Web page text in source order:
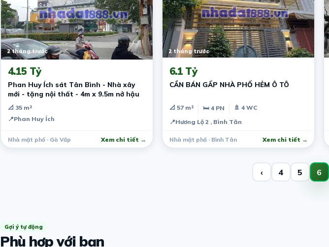
2 tháng trước
4.15 Tỷ
Phan Huy Ích sát Tân Bình - Nhà xây
mới - tặng nội thất - 4m x 9.5m nở hậu
📐 35 m²
📍Phan Huy Ích
Nhà mặt phố · Gò Vấp Xem chi tiết →
2 tháng trước
6.1 Tỷ
CẦN BÁN GẤP NHÀ PHỐ HẺM Ô TÔ
📐 57 m² 🛏 4 PN
🚿 4 WC
📍Hương Lộ 2 , Bình Tân
Nhà mặt phố · Bình Tân Xem chi tiết →
‹ 4 5 6
Gợi ý tự động
Phù hợp với bạn